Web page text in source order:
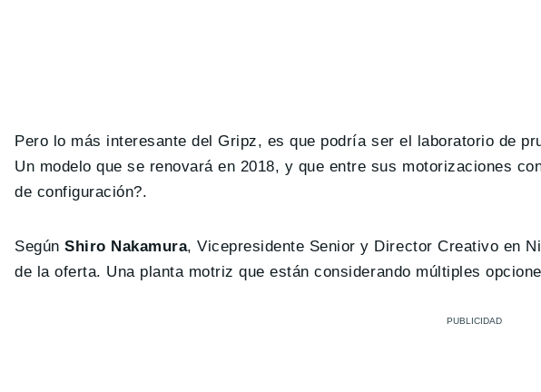
Pero lo más interesante del Gripz, es que podría ser el laboratorio de
Un modelo que se renovará en 2018, y que entre sus motorizaciones
de configuración?.
SegúnShiro Nakamura, Vicepresidente Senior y Director Creativo en
de la oferta. Una planta motriz que están considerando múltiples